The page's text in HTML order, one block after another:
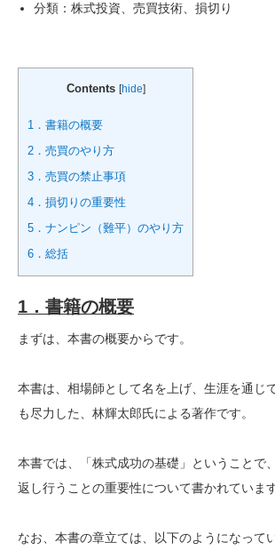
分類：株式投資、売買技術、損切り
Contents [hide]
1．書籍の概要
2．売買のやり方
3．売買の禁止事項
4．損切りの重要性
5．ナンピン（難平）のやり方
6．総括
1．書籍の概要
まずは、本書の概要からです。
本書は、相場師として名を上げ、生涯を通じ
も尽力した、林輝太郎氏による著作です。
本書では、「株式成功の基礎」ということで
返し行うことの重要性について書かれています
なお、本書の章立ては、以下のようになって